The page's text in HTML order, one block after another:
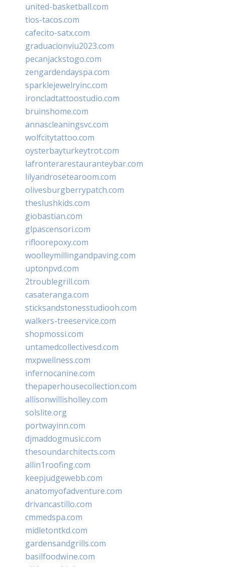
united-basketball.com
tios-tacos.com
cafecito-satx.com
graduacionviu2023.com
pecanjackstogo.com
zengardendayspa.com
sparklejewelryinc.com
ironcladtattoostudio.com
bruinshome.com
annascleaningsvc.com
wolfcitytattoo.com
oysterbayturkeytrot.com
lafronterarestauranteybar.com
lilyandrosetearoom.com
olivesburgberrypatch.com
theslushkids.com
giobastian.com
glpascensori.com
rifloorepoxy.com
woolleymillingandpaving.com
uptonpvd.com
2troublegrill.com
casateranga.com
sticksandstonesstudiooh.com
walkers-treeservice.com
shopmossi.com
untamedcollectivesd.com
mxpwellness.com
infernocanine.com
thepaperhousecollection.com
allisonwillisholley.com
solslite.org
portwayinn.com
djmaddogmusic.com
thesoundarchitects.com
allin1roofing.com
keepjudgewebb.com
anatomyofadventure.com
drivancastillo.com
cmmedspa.com
midletontkd.com
gardensandgrills.com
basilfoodwine.com